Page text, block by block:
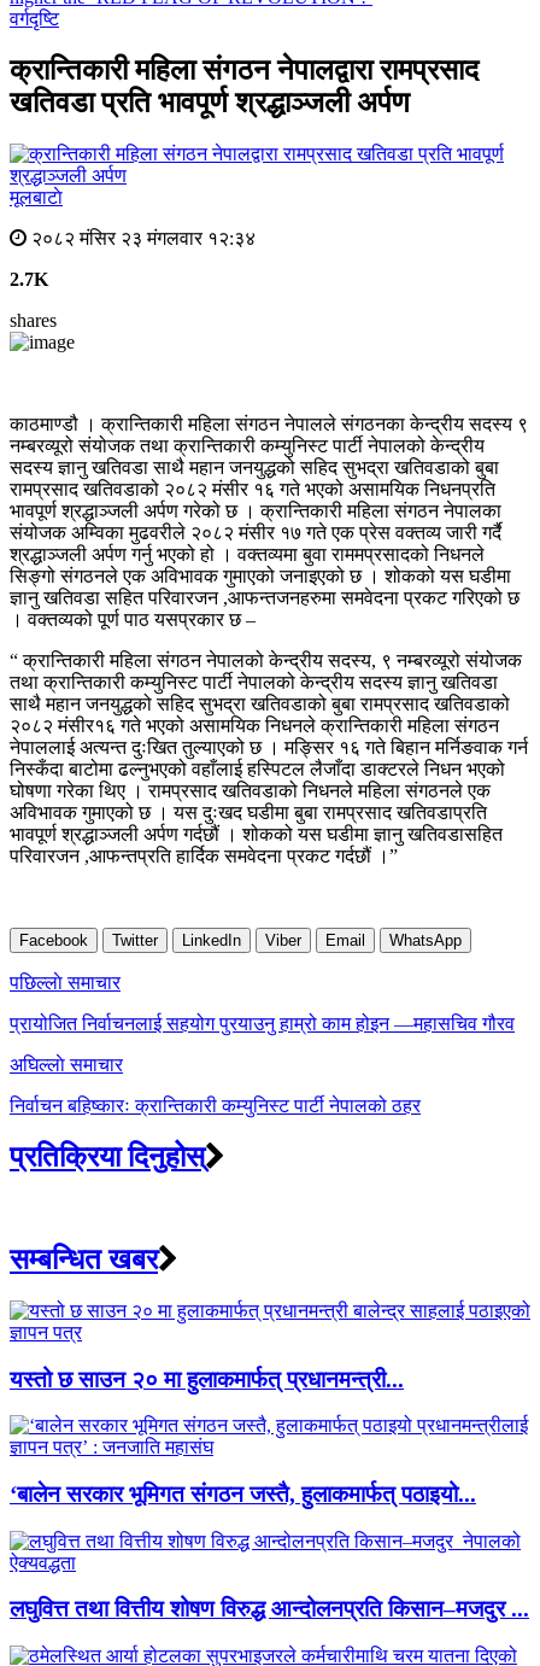
वर्गदृष्टि
क्रान्तिकारी महिला संगठन नेपालद्वारा रामप्रसाद
खतिवडा प्रति भावपूर्ण श्रद्धाञ्जली अर्पण
मूलबाटाे
२०८२ मंसिर २३ मंगलवार १२:३४
2.7K
shares
काठमाण्डौ । क्रान्तिकारी महिला संगठन नेपालले संगठनका केन्द्रीय सदस्य ९
नम्बरव्यूरो संयोजक तथा क्रान्तिकारी कम्युनिस्ट पार्टी नेपालको केन्द्रीय
सदस्य ज्ञानु खतिवडा साथै महान जनयुद्धको सहिद सुभद्रा खतिवडाको बुबा
रामप्रसाद खतिवडाको २०८२ मंसीर १६ गते भएको असामयिक निधनप्रति
भावपूर्ण श्रद्धाञ्जली अर्पण गरेको छ । क्रान्तिकारी महिला संगठन नेपालका
संयोजक अम्विका मुढवरीले २०८२ मंसीर १७ गते एक प्रेस वक्तव्य जारी गर्दै
श्रद्धाञ्जली अर्पण गर्नु भएको हो । वक्तव्यमा बुवा राममप्रसादको निधनले
सिङ्गो संगठनले एक अविभावक गुमाएको जनाइएको छ । शोकको यस घडीमा
ज्ञानु खतिवडा सहित परिवारजन ,आफन्तजनहरुमा समवेदना प्रकट गरिएको छ
। वक्तव्यको पूर्ण पाठ यसप्रकार छ –
“ क्रान्तिकारी महिला संगठन नेपालको केन्द्रीय सदस्य, ९ नम्बरव्यूरो संयोजक
तथा क्रान्तिकारी कम्युनिस्ट पार्टी नेपालको केन्द्रीय सदस्य ज्ञानु खतिवडा
साथै महान जनयुद्धको सहिद सुभद्रा खतिवडाको बुबा रामप्रसाद खतिवडाको
२०८२ मंसीर१६ गते भएको असामयिक निधनले क्रान्तिकारी महिला संगठन
नेपाललाई अत्यन्त दुःखित तुल्याएको छ । मङ्सिर १६ गते बिहान मर्निङवाक गर्न
निस्कँदा बाटोमा ढल्नुभएको वहाँलाई हस्पिटल लैजाँदा डाक्टरले निधन भएको
घोषणा गरेका थिए । रामप्रसाद खतिवडाको निधनले महिला संगठनले एक
अविभावक गुमाएको छ । यस दुःखद घडीमा बुबा रामप्रसाद खतिवडाप्रति
भावपूर्ण श्रद्धाञ्जली अर्पण गर्दछौं । शोकको यस घडीमा ज्ञानु खतिवडासहित
परिवारजन ,आफन्तप्रति हार्दिक समवेदना प्रकट गर्दछौं ।”
Facebook Twitter LinkedIn Viber Email WhatsApp
Post
navigation
पछिल्लाे समाचार
प्रायोजित निर्वाचनलाई सहयोग पुरयाउनु हाम्रो काम होइन —महासचिव गौरव
अघिल्लाे समाचार
निर्वाचन बहिष्कारः क्रान्तिकारी कम्युनिस्ट पार्टी नेपालको ठहर
प्रतिक्रिया दिनुहोस्
सम्बन्धित खबर
यस्तो छ साउन २० मा हुलाकमार्फत् प्रधानमन्त्री...
‘बालेन सरकार भूमिगत संगठन जस्तै, हुलाकमार्फत् पठाइयो...
लघुवित्त तथा वित्तीय शोषण विरुद्ध आन्दोलनप्रति किसान–मजदुर ...